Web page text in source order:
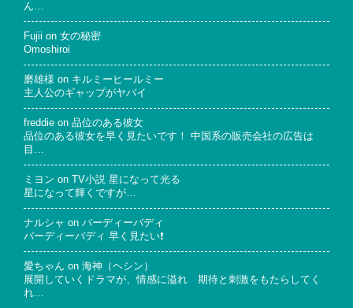
ん…
Fujii on 女の秘密
Omoshiroi
磨雄様 on キルミーヒールミー
主人公のギャップがヤバイ
freddie on 品位のある彼女
品位のある彼女を早く見たいです！ 中国系の販売会社の広告は
目…
ミヨン on
TV小説 星になって光る
星になって輝くですが…
ナルシャ on バーディーバディ
バーディーバディ 早く見たい❗
愛ちゃん on 海神（ヘシン）
展開していくドラマが、情感に溢れ 期待と刺激をもたらしてく
れ…